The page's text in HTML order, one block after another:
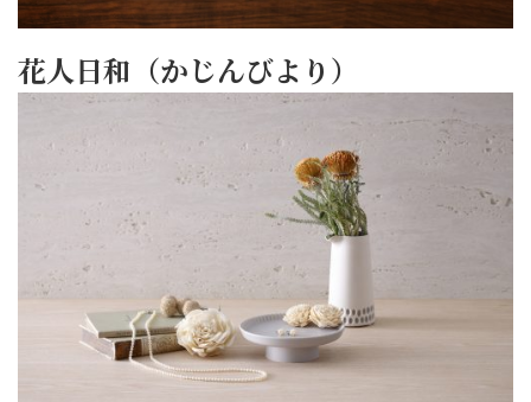
花人日和（かじんびより）